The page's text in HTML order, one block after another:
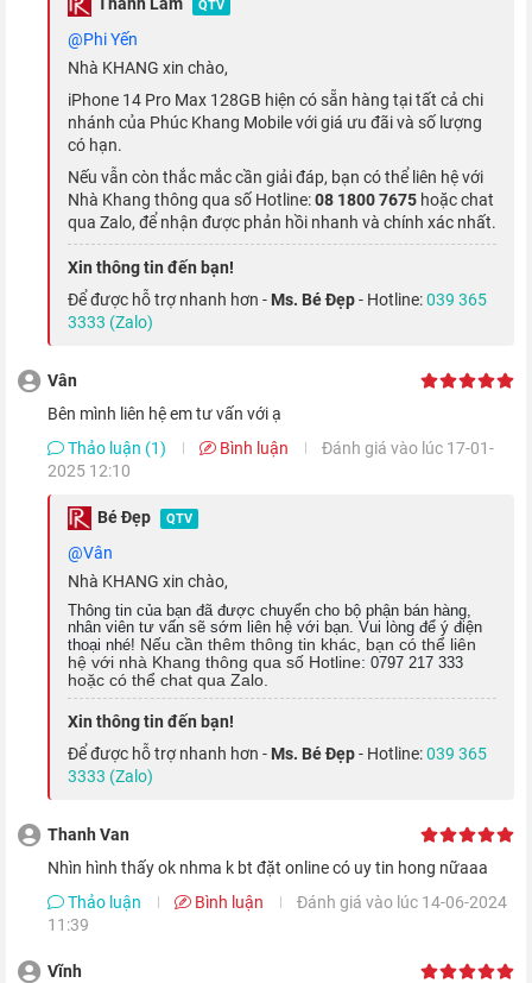
Hiệu năng mạnh mẽ bất chấp mọi tựa
game
Trang bị bên trong máy là con chip smartphone mới và mạnh
nhất của Apple - A16 Bionic, thừa sức mang đến cho bạn
những trải nghiệm cực kỳ mượt mà, từ các tác vụ cơ bản hàng
ngày cho đến nâng cao như chỉnh sửa ảnh hay chiến game đồ
họa cao.
Tích hợp bên trong điện thoại là RAM 6 GB, giúp thiết bị
đóng/mở ứng dụng hay đa nhiệm một cách nhanh chóng và dễ
dàng, tình trạng tải lại ứng dụng không xảy ra trong quá trình
mình trải nghiệm.
Xứng tầm cameraphone chuẩn điện ảnh
Điện thoại sở hữu cụm 3 camera sau với thông số lần lượt là:
Camera chính 48 MP cùng ống kính góc rộng và tele có chung
độ phân giải 12 MP, kết hợp cùng cảm biến TOF 3D LiDAR,
mang đến một khả năng chụp ảnh vô cùng sắc nét, giúp bạn có
được những bức ảnh ưng ý nhất.
Thanh Lâm QTV
@Phi Yến
Nhà KHANG xin chào,
iPhone 14 Pro Max 128GB hiện có sẵn hàng tại tất cả chi
nhánh của Phúc Khang Mobile với giá ưu đãi và số lượng
có hạn.
Nếu vẫn còn thắc mắc cần giải đáp, bạn có thể liên hệ với
Nhà Khang thông qua số Hotline:08 1800 7675 hoặc chat
qua Zalo, để nhận được phản hồi nhanh và chính xác nhất.
Xin thông tin đến bạn!
Để được hỗ trợ nhanh hơn - Ms. Bé Đẹp- Hotline:039 365
3333 (Zalo)
Vân
bên mình liên hệ em tư vấn với ạ
Thảo luận (1)
Bình luận
Đánh giá vào lúc 17-01-
2025 12:10
Bé Đẹp QTV
@vân
Nhà KHANG xin chào,
Thông tin của bạn đã được chuyển cho bộ phận bán hàng,
nhân viên tư vấn sẽ sớm liên hệ với bạn. Vui lòng để ý điện
thoại nhé! Nếu cần thêm thông tin khác, bạn có thể liên
hệ với nhà Khang thông qua số Hotline: 0797 217 333
hoặc có thể chat qua Zalo.
Xin thông tin đến bạn!
Để được hỗ trợ nhanh hơn - Ms. Bé Đẹp- Hotline:039 365
3333 (Zalo)
Thanh Van
nhìn hình thấy ok nhma k bt đặt online có uy tin hong nữaaa
Thảo luận
Bình luận
Đánh giá vào lúc 14-06-2024
11:39
Vĩnh